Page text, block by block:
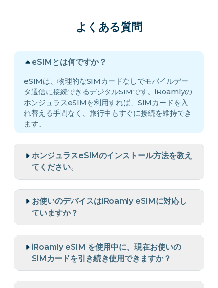
よくある質問
eSIMとは何ですか？
eSIMは、物理的なSIMカードなしでモバイルデー
タ通信に接続できるデジタルSIMです。iRoamlyの
ホンジュラスeSIMを利用すれば、SIMカードを入
れ替える手間なく、旅行中もすぐに接続を維持でき
ます。
ホンジュラスeSIMのインストール方法を教え
てください。
お使いのデバイスはiRoamly eSIMに対応し
ていますか？
iRoamly eSIM を使用中に、現在お使いの
SIMカードを引き続き使用できますか？